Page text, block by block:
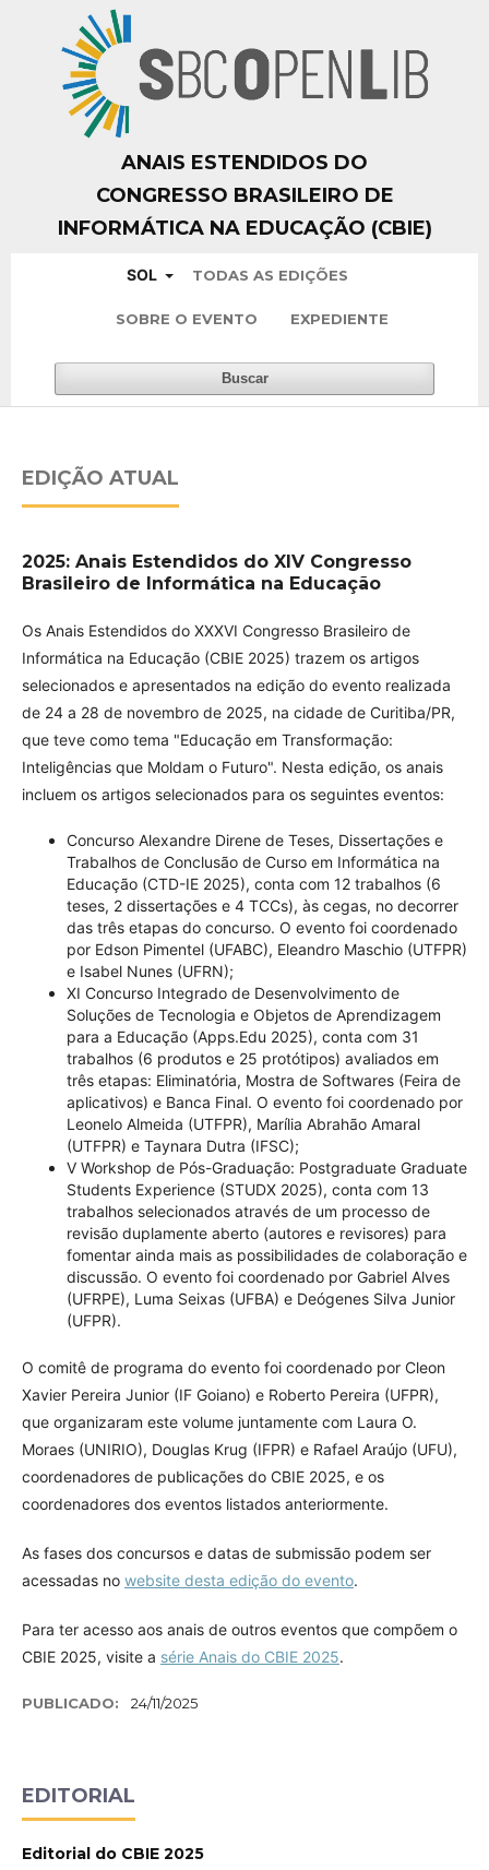
ANAIS ESTENDIDOS DO
CONGRESSO BRASILEIRO DE
INFORMÁTICA NA EDUCAÇÃO (CBIE)
SOL TODAS AS EDIÇÕES
SOBRE O EVENTO EXPEDIENTE
Buscar
EDIÇÃO ATUAL
2025: Anais Estendidos do XIV Congresso
Brasileiro de Informática na Educação
Os Anais Estendidos do XXXVI Congresso Brasileiro de
Informática na Educação (CBIE 2025) trazem os artigos
selecionados e apresentados na edição do evento realizada
de 24 a 28 de novembro de 2025, na cidade de Curitiba/PR,
que teve como tema "Educação em Transformação:
Inteligências que Moldam o Futuro". Nesta edição, os anais
incluem os artigos selecionados para os seguintes eventos:
Concurso Alexandre Direne de Teses, Dissertações e
Trabalhos de Conclusão de Curso em Informática na
Educação (CTD-IE 2025), conta com 12 trabalhos (6
teses, 2 dissertações e 4 TCCs), às cegas, no decorrer
das três etapas do concurso. O evento foi coordenado
por Edson Pimentel (UFABC), Eleandro Maschio (UTFPR)
e Isabel Nunes (UFRN);
XI Concurso Integrado de Desenvolvimento de
Soluções de Tecnologia e Objetos de Aprendizagem
para a Educação (Apps.Edu 2025), conta com 31
trabalhos (6 produtos e 25 protótipos) avaliados em
três etapas: Eliminatória, Mostra de Softwares (Feira de
aplicativos) e Banca Final. O evento foi coordenado por
Leonelo Almeida (UTFPR), Marília Abrahão Amaral
(UTFPR) e Taynara Dutra (IFSC);
V Workshop de Pós-Graduação: Postgraduate Graduate
Students Experience (STUDX 2025), conta com 13
trabalhos selecionados através de um processo de
revisão duplamente aberto (autores e revisores) para
fomentar ainda mais as possibilidades de colaboração e
discussão. O evento foi coordenado por Gabriel Alves
(UFRPE), Luma Seixas (UFBA) e Deógenes Silva Junior
(UFPR).
O comitê de programa do evento foi coordenado por Cleon
Xavier Pereira Junior (IF Goiano) e Roberto Pereira (UFPR),
que organizaram este volume juntamente com Laura O.
Moraes (UNIRIO), Douglas Krug (IFPR) e Rafael Araújo (UFU),
coordenadores de publicações do CBIE 2025, e os
coordenadores dos eventos listados anteriormente.
As fases dos concursos e datas de submissão podem ser
acessadas no website desta edição do evento.
Para ter acesso aos anais de outros eventos que compõem o
CBIE 2025, visite a série Anais do CBIE 2025.
PUBLICADO: 24/11/2025
EDITORIAL
Editorial do CBIE 2025